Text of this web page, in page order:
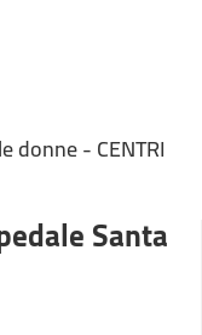
donne - CENTRI
Santa